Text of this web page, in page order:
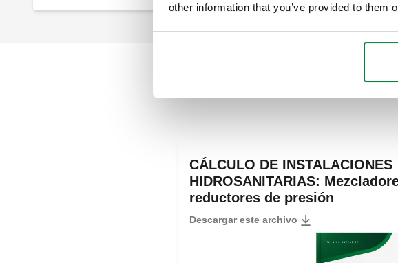
other information that you’ve provided to them
CÁLCULO DE INSTALACIONES
HIDROSANITARIAS:
reductores de presión
Descargar este archivo